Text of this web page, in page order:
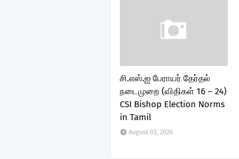
சி.எஸ்.ஐ பேராயர் தேர்தல்
நடைமுறை (விதிகள் 16 – 24)
CSI Bishop Election Norms
in Tamil
August 03, 2026